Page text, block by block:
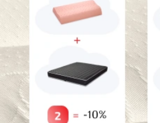
Categorii
reducere dacă cumpărați
reducere dacă cumpărați
*Nu este valabil pentru produse